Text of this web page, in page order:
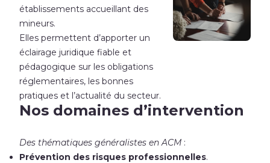
établissements accueillant des
mineurs.
Elles permettent d’apporter un
éclairage juridique fiable et
pédagogique sur les obligations
réglementaires, les bonnes
pratiques et l’actualité du secteur.
Nos domaines d’intervention
Des thématiques généralistes en ACM :
Prévention des risques professionnelles.